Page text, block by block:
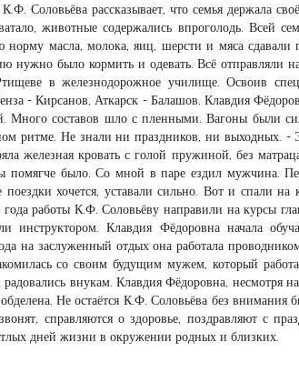
Соловьёва рассказывает, что семья держала
животные содержались впроголодь. Всей
норму масла, молока, яиц, шерсти и мяса сдавали
нужно было кормить и одевать. Всё отправляли
в железнодорожное училище. Освоив
- Кирсанов, Аткарск - Балашов. Клавдия
Много составов шло с пленными. Вагоны были
ритме. Не знали ни праздников, ни выходных. -
железная кровать с голой пружиной, без
было. Со мной в паре ездил мужчина.
хочется, уставали сильно. Вот и спали на
работы К.Ф. Соловьёву направили на курсы
инструктором. Клавдия Фёдоровна начала
на заслуженный отдых она работала
со своим будущим мужем, который
внукам. Клавдия Фёдоровна, несмотря
Не остаётся К.Ф. Соловьёва без внимания
справляются о здоровье, поздравляют с
дней жизни в окружении родных и близких.